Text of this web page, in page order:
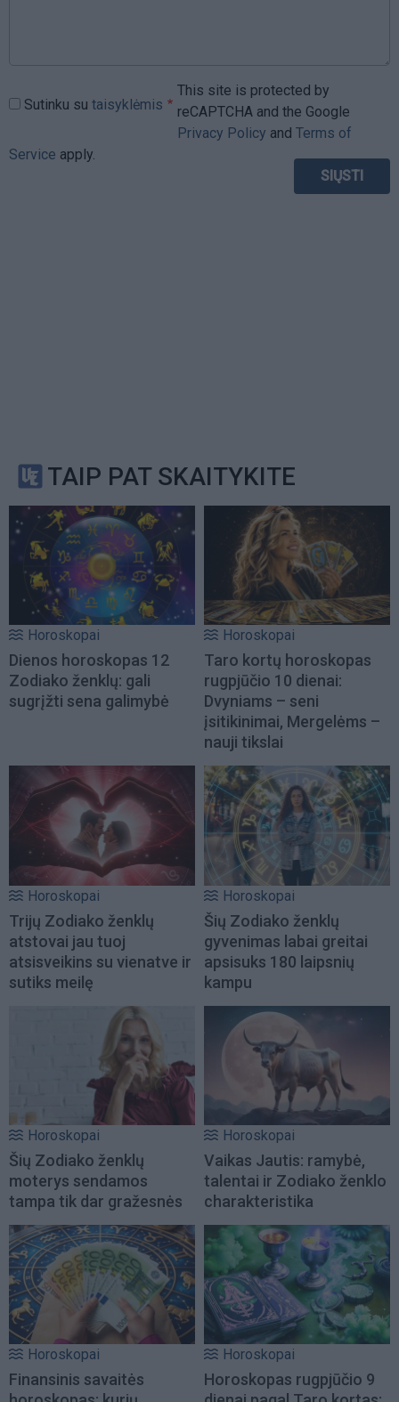
Sutinku su taisyklėmis
This site is protected by
reCAPTCHA and the Google
Privacy Policy and Terms of
Service apply.
TAIP PAT SKAITYKITE
Horoskopai
Dienos horoskopas 12
Zodiako ženklų: gali
sugrįžti sena galimybė
Horoskopai
Taro kortų horoskopas
rugpjūčio 10 dienai:
Dvyniams – seni
įsitikinimai, Mergelėms –
nauji tikslai
Horoskopai
Trijų Zodiako ženklų
atstovai jau tuoj
atsisveikins su vienatve ir
sutiks meilę
Horoskopai
Šių Zodiako ženklų
gyvenimas labai greitai
apsisuks 180 laipsnių
kampu
Horoskopai
Šių Zodiako ženklų
moterys sendamos
tampa tik dar gražesnės
Horoskopai
Vaikas Jautis: ramybė,
talentai ir Zodiako ženklo
charakteristika
Horoskopai
Finansinis savaitės
Horoskopai
Horoskopas rugpjūčio 9